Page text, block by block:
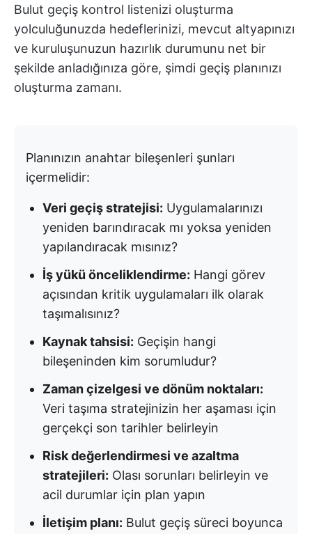
Bulut geçiş kontrol listenizi oluşturma
yolculuğunuzda hedeflerinizi, mevcut altyapınızı
ve kuruluşunuzun hazırlık durumunu net bir
şekilde anladığınıza göre, şimdi geçiş planınızı
oluşturma zamanı.
Planınızın anahtar bileşenleri şunları
içermelidir:
Veri geçiş stratejisi: Uygulamalarınızı
yeniden barındıracak mı yoksa yeniden
yapılandıracak mısınız?
İş yükü önceliklendirme: Hangi görev
açısından kritik uygulamaları ilk olarak
taşımalısınız?
Kaynak tahsisi: Geçişin hangi
bileşeninden kim sorumludur?
Zaman çizelgesi ve dönüm noktaları:
Veri taşıma stratejinizin her aşaması için
gerçekçi son tarihler belirleyin
Risk değerlendirmesi ve azaltma
stratejileri: Olası sorunları belirleyin ve
acil durumlar için plan yapın
İletişim planı: Bulut geçiş süreci boyunca